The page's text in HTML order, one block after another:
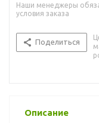
Наши менеджеры
условия заказа
Поделиться
Описание